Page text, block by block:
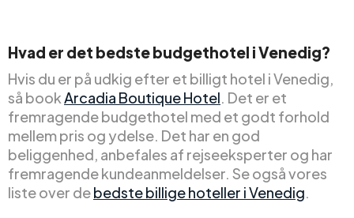
Hvad er det bedste budgethotel i Venedig?
Hvis du er på udkig efter et billigt hotel i Venedig,
så bookArcadia Boutique Hotel. Det er et
fremragende budgethotel med et godt forhold
mellem pris og ydelse. Det har en god
beliggenhed, anbefales af rejseeksperter og har
fremragende kundeanmeldelser. Se også vores
liste over debedste billige hoteller i Venedig.